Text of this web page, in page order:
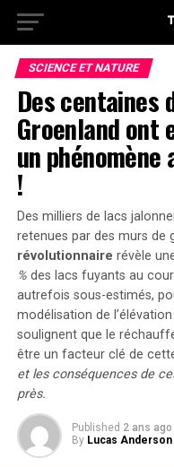
SCIENCE ET NATURE
Des centaines
Groenland ont
un
!
Des milliers de lacs
retenues par des murs de
révolutionnaire révèle
%des lacs fuyants au
autrefois sous-estimés,
modélisation de
soulignent que le
être un facteur clé de
et les conséquences de
près.
Published 2 ans ago
By Lucas Anderson